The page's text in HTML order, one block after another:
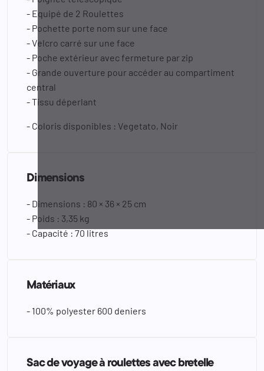
- Equipé de 2 Roulettes
- Pochette porte nom sur une face
- Velcro carré sur une face
- Poche extérieur avec fermeture par zip
- Grande ouverture pour accéder au compartiment
central
- Tissu déperlant
- Coloris disponibles : Vegetato, Noir
Dimensions
- Dimensions : 80 × 36 × 25 cm
- Poids : 3,35 kg
- Capacité : 70 litres
Matériaux
- 100% polyester 600 deniers
Sac de voyage à roulettes avec bretelle